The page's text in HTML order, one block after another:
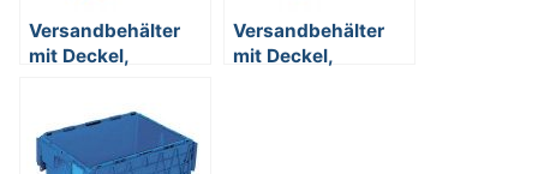
Versandbehälter
mit Deckel,
abschließbar,
verplombbar, 70
Liter, Außenmaße
Versandbehälter
mit Deckel,